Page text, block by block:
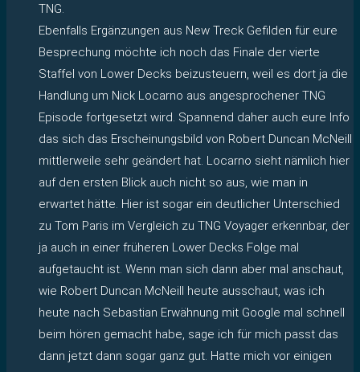
TNG.
Ebenfalls Ergänzungen aus New Treck Gefilden für eure
Besprechung möchte ich noch das Finale der vierte
Staffel von Lower Decks beizusteuern, weil es dort ja die
Handlung um Nick Locarno aus angesprochener TNG
Episode fortgesetzt wird. Spannend daher auch eure Info
das sich das Erscheinungsbild von Robert Duncan McNeill
mittlerweile sehr geändert hat. Locarno sieht nämlich hier
auf den ersten Blick auch nicht so aus, wie man in
erwartet hätte. Hier ist sogar ein deutlicher Unterschied
zu Tom Paris im Vergleich zu TNG Voyager erkennbar, der
ja auch in einer früheren Lower Decks Folge mal
aufgetaucht ist. Wenn man sich dann aber mal anschaut,
wie Robert Duncan McNeill heute ausschaut, was ich
heute nach Sebastian Erwähnung mit Google mal schnell
beim hören gemacht habe, sage ich für mich passt das
dann jetzt dann sogar ganz gut. Hatte mich vor einigen